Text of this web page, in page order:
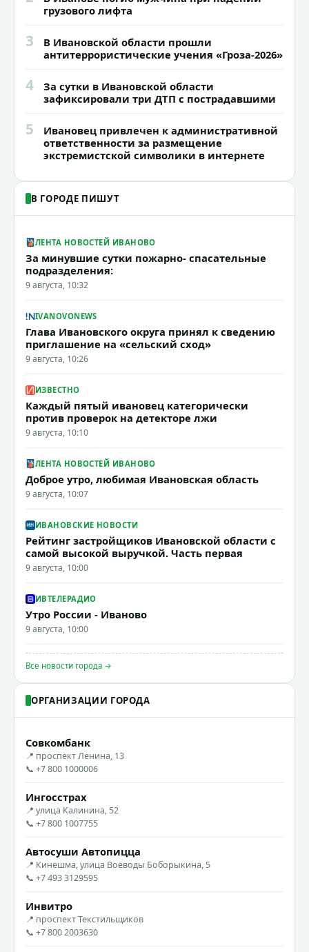
грузового лифта
3
В Ивановской области прошли
антитеррористические учения «Гроза-2026»
4
За сутки в Ивановской области
зафиксировали три ДТП с пострадавшими
5
Ивановец привлечен к административной
ответственности за размещение
экстремистской символики в интернете
В ГОРОДЕ ПИШУТ
ЛЕНТА НОВОСТЕЙ ИВАНОВО
За минувшие сутки пожарно- спасательные
подразделения:
9 августа, 10:32
IVANOVONEWS
Глава Ивановского округа принял к сведению
приглашение на «сельский сход»
9 августа, 10:26
ИЗВЕСТНО
Каждый пятый ивановец категорически
против проверок на детекторе лжи
9 августа, 10:10
ЛЕНТА НОВОСТЕЙ ИВАНОВО
Доброе утро, любимая Ивановская область
9 августа, 10:07
ИВАНОВСКИЕ НОВОСТИ
Рейтинг застройщиков Ивановской области с
самой высокой выручкой. Часть первая
9 августа, 10:00
ИВТЕЛЕРАДИО
Утро России - Иваново
9 августа, 10:00
Все новости города →
ОРГАНИЗАЦИИ ГОРОДА
Совкомбанк
📍 проспект Ленина, 13
📞 +7 800 1000006
Ингосстрах
📍 улица Калинина, 52
📞 +7 800 1007755
Автосуши Автопицца
📍 Кинешма, улица Воеводы Боборыкина, 5
📞 +7 493 3129595
Инвитро
📍 проспект Текстильщиков
📞 +7 800 2003630